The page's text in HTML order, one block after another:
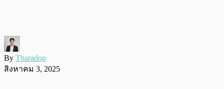
By Tharadon
สิงหาคม 3, 2025